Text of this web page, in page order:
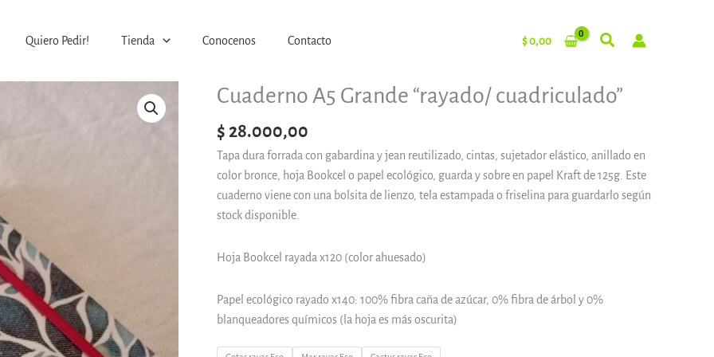
Quiero Pedir! Tienda Conocenos Contacto $0,00
Cuaderno A5 Grande “rayado/ cuadriculado”
$ 28.000,00
Tapa dura forrada con gabardina y jean reutilizado, cintas, sujetador elástico, anillado en
color bronce, hoja Bookcel o papel ecológico, guarda y sobre en papel Kraft de 125g. Este
cuaderno viene con una bolsita de lienzo, tela estampada o friselina para guardarlo según
stock disponible.
Hoja Bookcel rayada x120 (color ahuesado)
Papel ecológico rayado x140: 100% fibra caña de azúcar, 0% fibra de árbol y 0%
blanqueadores químicos (la hoja es más oscurita)
Cuaderno
Grande
"rayado/
cuadriculado"
cantidad